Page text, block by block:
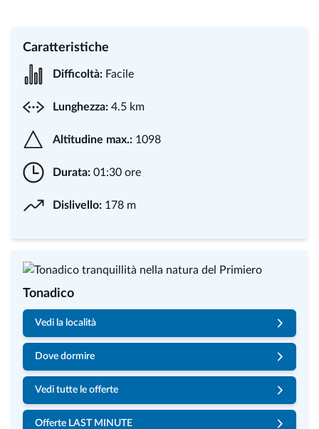
Caratteristiche
Difficoltà: Facile
Lunghezza: 4.5 km
Altitudine max.: 1098
Durata: 01:30 ore
Dislivello: 178 m
Tonadico
Vedi la località
Dove dormire
Vedi tutte le offerte
Offerte LAST MINUTE